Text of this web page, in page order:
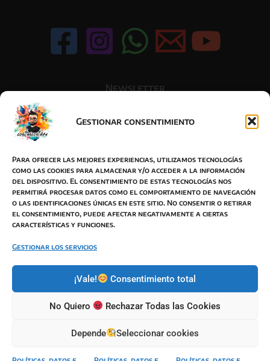
Gestionar consentimiento
Para ofrecer las mejores experiencias, utilizamos tecnologías
como las cookies para almacenar y/o acceder a la información
del dispositivo. El consentimiento de estas tecnologías nos
permitirá procesar datos como el comportamiento de navegación
o las identificaciones únicas en este sitio. No consentir o retirar
el consentimiento, puede afectar negativamente a ciertas
características y funciones.
Gestionar los servicios
¡Vale! Consentimiento total
No Quiero Rechazar Todas las Cookies
Depende Seleccionar cookies
Newsletter
BOTON DESISTIMIENTO
Términos y Condiciones de Venta
Política de Privacidad
Política de Cookies
Política de envíos
Responsabilidad de imagen y autor